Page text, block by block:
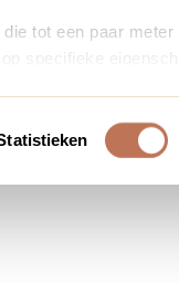
tot een paar
specifieke